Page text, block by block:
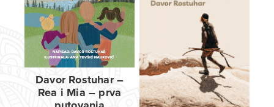
Davor Rostuhar –
Rea i Mia – prva